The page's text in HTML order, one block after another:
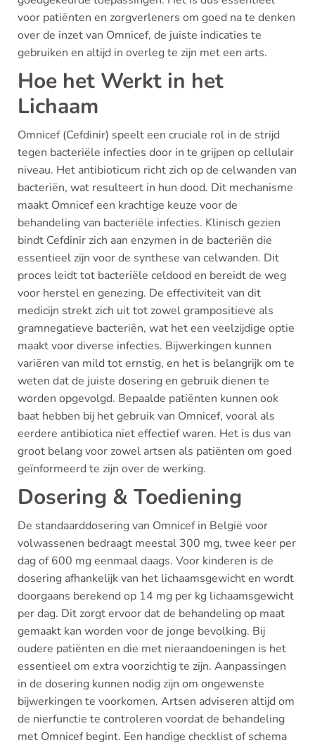
voor patiënten en zorgverleners om goed na te denken
over de inzet van Omnicef, de juiste indicaties te
gebruiken en altijd in overleg te zijn met een arts.
Hoe het Werkt in het
Lichaam
Omnicef (Cefdinir) speelt een cruciale rol in de strijd
tegen bacteriële infecties door in te grijpen op cellulair
niveau. Het antibioticum richt zich op de celwanden van
bacteriën, wat resulteert in hun dood. Dit mechanisme
maakt Omnicef een krachtige keuze voor de
behandeling van bacteriële infecties. Klinisch gezien
bindt Cefdinir zich aan enzymen in de bacteriën die
essentieel zijn voor de synthese van celwanden. Dit
proces leidt tot bacteriële celdood en bereidt de weg
voor herstel en genezing. De effectiviteit van dit
medicijn strekt zich uit tot zowel grampositieve als
gramnegatieve bacteriën, wat het een veelzijdige optie
maakt voor diverse infecties. Bijwerkingen kunnen
variëren van mild tot ernstig, en het is belangrijk om te
weten dat de juiste dosering en gebruik dienen te
worden opgevolgd. Bepaalde patiënten kunnen ook
baat hebben bij het gebruik van Omnicef, vooral als
eerdere antibiotica niet effectief waren. Het is dus van
groot belang voor zowel artsen als patiënten om goed
geïnformeerd te zijn over de werking.
Dosering & Toediening
De standaarddosering van Omnicef in België voor
volwassenen bedraagt meestal 300 mg, twee keer per
dag of 600 mg eenmaal daags. Voor kinderen is de
dosering afhankelijk van het lichaamsgewicht en wordt
doorgaans berekend op 14 mg per kg lichaamsgewicht
per dag. Dit zorgt ervoor dat de behandeling op maat
gemaakt kan worden voor de jonge bevolking. Bij
oudere patiënten en die met nieraandoeningen is het
essentieel om extra voorzichtig te zijn. Aanpassingen
in de dosering kunnen nodig zijn om ongewenste
bijwerkingen te voorkomen. Artsen adviseren altijd om
de nierfunctie te controleren voordat de behandeling
met Omnicef begint. Een handige checklist of schema